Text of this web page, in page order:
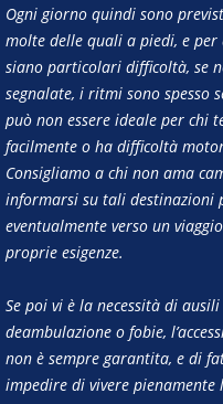
Ogni giorno quindi sono
molte delle quali a piedi, e
siano particolari difficoltà, se
segnalate, i ritmi sono spesso
può non essere ideale per chi
facilmente o ha difficoltà
Consigliamo a chi non ama
informarsi su tali destinazioni
eventualmente verso un
proprie esigenze.
Se poi vi è la necessità di
deambulazione o fobie,
non è sempre garantita, e di
impedire di vivere